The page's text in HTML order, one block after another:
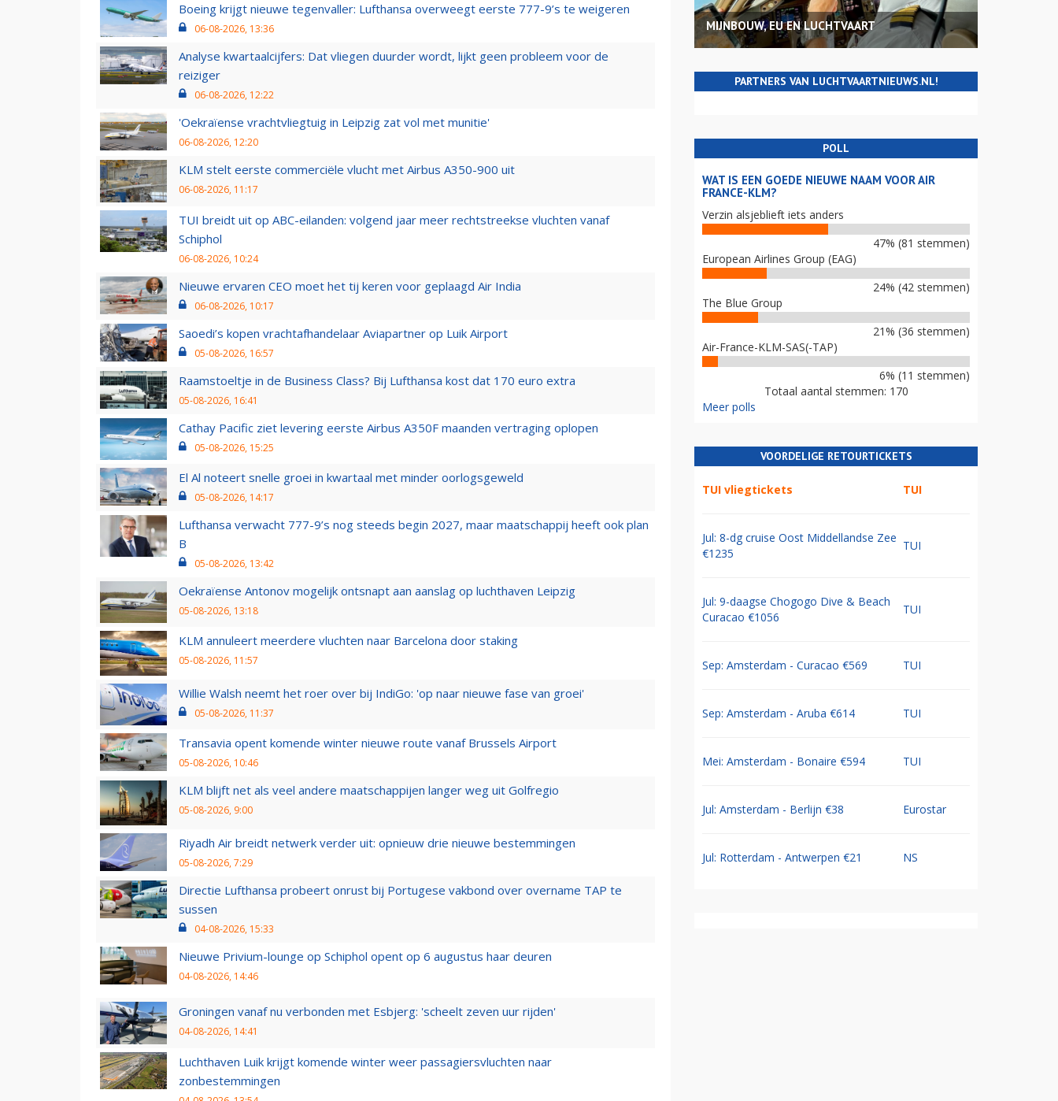
Boeing krijgt nieuwe tegenvaller: Lufthansa overweegt eerste 777-9’s te weigeren
06-08-2026, 13:36
Analyse kwartaalcijfers: Dat vliegen duurder wordt, lijkt geen probleem voor de
reiziger
06-08-2026, 12:22
'Oekraïense vrachtvliegtuig in Leipzig zat vol met munitie'
06-08-2026, 12:20
KLM stelt eerste commerciële vlucht met Airbus A350-900 uit
06-08-2026, 11:17
TUI breidt uit op ABC-eilanden: volgend jaar meer rechtstreekse vluchten vanaf
Schiphol
06-08-2026, 10:24
Nieuwe ervaren CEO moet het tij keren voor geplaagd Air India
06-08-2026, 10:17
Saoedi’s kopen vrachtafhandelaar Aviapartner op Luik Airport
05-08-2026, 16:57
Raamstoeltje in de Business Class? Bij Lufthansa kost dat 170 euro extra
05-08-2026, 16:41
Cathay Pacific ziet levering eerste Airbus A350F maanden vertraging oplopen
05-08-2026, 15:25
El Al noteert snelle groei in kwartaal met minder oorlogsgeweld
05-08-2026, 14:17
Lufthansa verwacht 777-9’s nog steeds begin 2027, maar maatschappij heeft ook plan
B
05-08-2026, 13:42
Oekraïense Antonov mogelijk ontsnapt aan aanslag op luchthaven Leipzig
05-08-2026, 13:18
KLM annuleert meerdere vluchten naar Barcelona door staking
05-08-2026, 11:57
Willie Walsh neemt het roer over bij IndiGo: 'op naar nieuwe fase van groei'
05-08-2026, 11:37
Transavia opent komende winter nieuwe route vanaf Brussels Airport
05-08-2026, 10:46
KLM blijft net als veel andere maatschappijen langer weg uit Golfregio
05-08-2026, 9:00
Riyadh Air breidt netwerk verder uit: opnieuw drie nieuwe bestemmingen
05-08-2026, 7:29
Directie Lufthansa probeert onrust bij Portugese vakbond over overname TAP te
sussen
04-08-2026, 15:33
Nieuwe Privium-lounge op Schiphol opent op 6 augustus haar deuren
04-08-2026, 14:46
Groningen vanaf nu verbonden met Esbjerg: 'scheelt zeven uur rijden'
04-08-2026, 14:41
Luchthaven Luik krijgt komende winter weer passagiersvluchten naar
zonbestemmingen
MIJNBOUW, EU EN LUCHTVAART
PARTNERS VAN LUCHTVAARTNIEUWS.NL!
POLL
WAT IS EEN GOEDE NIEUWE NAAM VOOR AIR
FRANCE-KLM?
Verzin alsjeblieft iets anders
47% (81 stemmen)
European Airlines Group (EAG)
24% (42 stemmen)
The Blue Group
21% (36 stemmen)
Air-France-KLM-SAS(-TAP)
6% (11 stemmen)
Totaal aantal stemmen: 170
Meer polls
VOORDELIGE RETOURTICKETS
TUI vliegtickets TUI
Jul: 8-dg cruise Oost Middellandse Zee
€1235
TUI
Jul: 9-daagse Chogogo Dive & Beach
Curacao €1056
TUI
Sep: Amsterdam - Curacao €569 TUI
Sep: Amsterdam - Aruba €614 TUI
Mei: Amsterdam - Bonaire €594 TUI
Jul: Amsterdam - Berlijn €38 Eurostar
Jul: Rotterdam - Antwerpen €21 NS